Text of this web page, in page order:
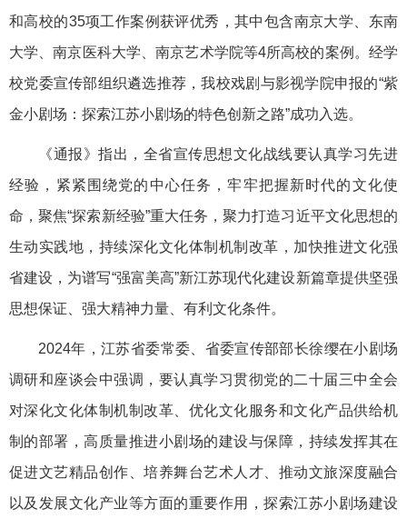
和高校的35项工作案例获评优秀，其中包含南京大学、东南
大学、南京医科大学、南京艺术学院等4所高校的案例。经学
校党委宣传部组织遴选推荐，我校戏剧与影视学院申报的“紫
金小剧场：探索江苏小剧场的特色创新之路”成功入选。
《通报》指出，全省宣传思想文化战线要认真学习先进
经验，紧紧围绕党的中心任务，牢牢把握新时代的文化使
命，聚焦“探索新经验”重大任务，聚力打造习近平文化思想的
生动实践地，持续深化文化体制机制改革，加快推进文化强
省建设，为谱写“强富美高”新江苏现代化建设新篇章提供坚强
思想保证、强大精神力量、有利文化条件。
2024年，江苏省委常委、省委宣传部部长徐缨在小剧场
调研和座谈会中强调，要认真学习贯彻党的二十届三中全会
对深化文化体制机制改革、优化文化服务和文化产品供给机
制的部署，高质量推进小剧场的建设与保障，持续发挥其在
促进文艺精品创作、培养舞台艺术人才、推动文旅深度融合
以及发展文化产业等方面的重要作用，探索江苏小剧场建设